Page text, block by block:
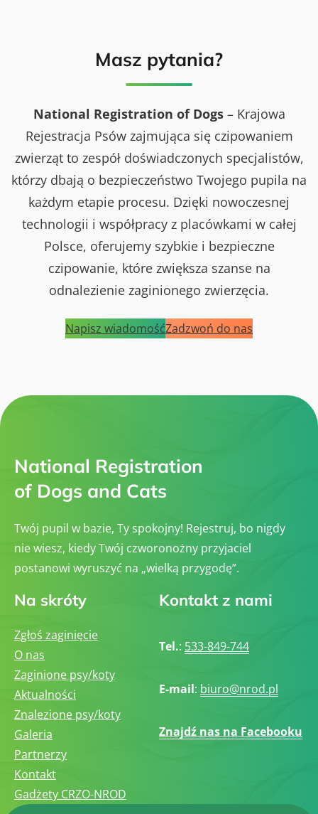
Masz pytania?
National Registration of Dogs– Krajowa
Rejestracja Psów zajmująca się czipowaniem
zwierząt to zespół doświadczonych specjalistów,
którzy dbają o bezpieczeństwo Twojego pupila na
każdym etapie procesu. Dzięki nowoczesnej
technologii i współpracy z placówkami w całej
Polsce, oferujemy szybkie i bezpieczne
czipowanie, które zwiększa szanse na
odnalezienie zaginionego zwierzęcia.
Napisz wiadomośćZadzwoń do nas
National Registration
of Dogs and Cats
Twój pupil w bazie, Ty spokojny! Rejestruj, bo nigdy
nie wiesz, kiedy Twój czworonożny przyjaciel
postanowi wyruszyć na „wielką przygodę”.
Na skróty
Zgłoś zaginięcie
O nas
Zaginione psy/koty
Aktualności
Znalezione psy/koty
Galeria
Partnerzy
Kontakt
Gadżety CRZO-NROD
Kontakt z nami
Tel.: 533-849-744
E-mail: biuro@nrod.pl
Znajdź nas na Facebooku